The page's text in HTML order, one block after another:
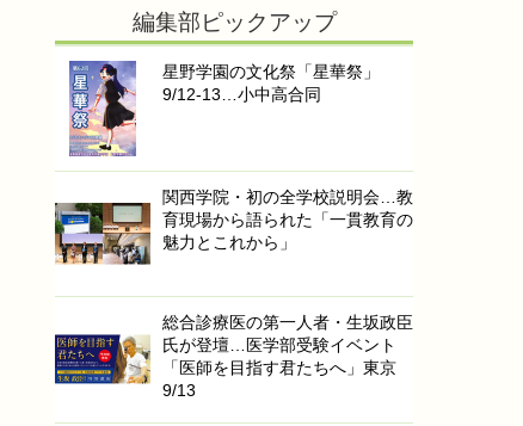
編集部ピックアップ
星野学園の文化祭「星華祭」
9/12-13…小中高合同
関西学院・初の全学校説明会…教
育現場から語られた「一貫教育の
魅力とこれから」
総合診療医の第一人者・生坂政臣
氏が登壇…医学部受験イベント
「医師を目指す君たちへ」東京
9/13